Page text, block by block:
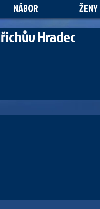
NÁBOR ŽENY
Hradec